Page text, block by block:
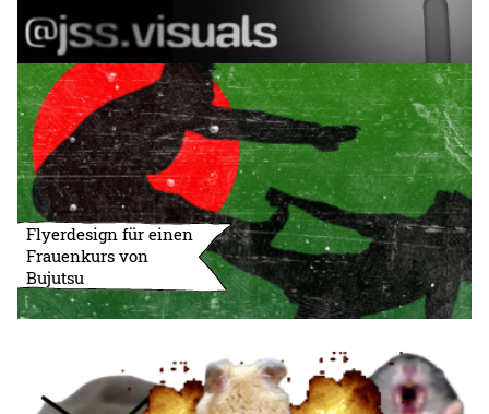
Flyerdesign für einen
Frauenkurs von
Bujutsu